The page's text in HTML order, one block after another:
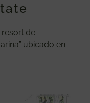
de
ubicado en